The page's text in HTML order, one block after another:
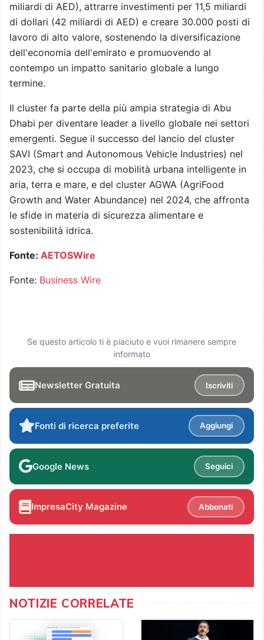
miliardi di AED), attrarre investimenti per 11,5 miliardi
di dollari (42 miliardi di AED) e creare 30.000 posti di
lavoro di alto valore, sostenendo la diversificazione
dell'economia dell'emirato e promuovendo al
contempo un impatto sanitario globale a lungo
termine.
Il cluster fa parte della più ampia strategia di Abu
Dhabi per diventare leader a livello globale nei settori
emergenti. Segue il successo del lancio del cluster
SAVI (Smart and Autonomous Vehicle Industries) nel
2023, che si occupa di mobilità urbana intelligente in
aria, terra e mare, e del cluster AGWA (AgriFood
Growth and Water Abundance) nel 2024, che affronta
le sfide in materia di sicurezza alimentare e
sostenibilità idrica.
Fonte: AETOSWire
Fonte: Business Wire
Se questo articolo ti è piaciuto e vuoi rimanere sempre
informato
Newsletter Gratuita Iscriviti
Fonti di ricerca preferite Aggiungi
Google News Seguici
ImpresaCity Magazine Abbonati
NOTIZIE CORRELATE